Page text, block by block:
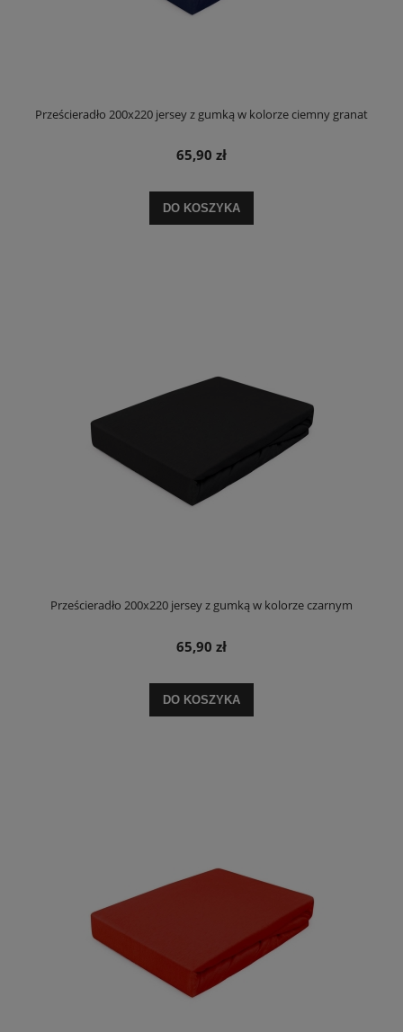
Prześcieradło 200x220 jersey z gumką w kolorze ciemny granat
65,90 zł
DO KOSZYKA
Prześcieradło 200x220 jersey z gumką w kolorze czarnym
65,90 zł
DO KOSZYKA